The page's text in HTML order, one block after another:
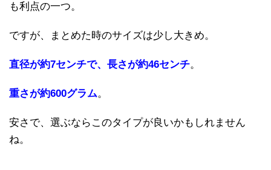
も利点の一つ。
ですが、まとめた時のサイズは少し大きめ。
直径が約7センチで、長さが約46センチ。
重さが約600グラム。
安さで、選ぶならこのタイプが良いかもしれません
ね。